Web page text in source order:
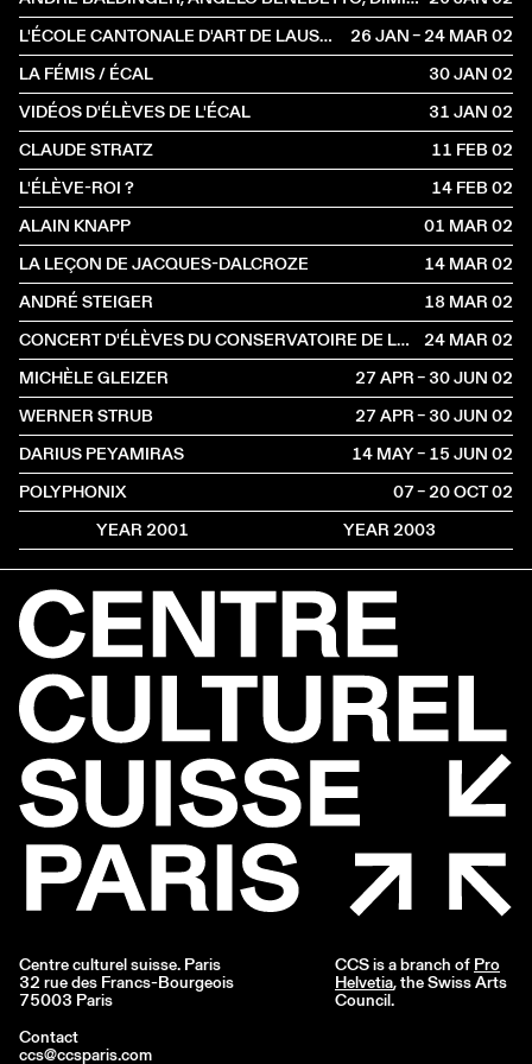
L'ÉCOLE CANTONALE D'ART DE LAUSANNE
26 JAN – 24 MAR2002
LA FÉMIS / ÉCAL
30 JAN2002
VIDÉOS D'ÉLÈVES DE L'ÉCAL
31 JAN2002
CLAUDE STRATZ
11 FEB2002
L'ÉLÈVE-ROI ?
14 FEB2002
ALAIN KNAPP
01 MAR2002
LA LEÇON DE JACQUES-DALCROZE
14 MAR2002
ANDRÉ STEIGER
18 MAR2002
CONCERT D'ÉLÈVES DU CONSERVATOIRE DE LAUSANNE
24 MAR2002
MICHÈLE GLEIZER
27 APR – 30 JUN2002
WERNER STRUB
27 APR – 30 JUN2002
DARIUS PEYAMIRAS
14 MAY – 15 JUN2002
POLYPHONIX
07 – 20 OCT2002
YEAR 2001
YEAR 2003
Centre culturel suisse. Paris
32 rue des Francs-Bourgeois
75003 Paris
Contact
ccs@ccsparis.com
CCS is a branch of Pro
Helvetia, the Swiss Arts
Council.